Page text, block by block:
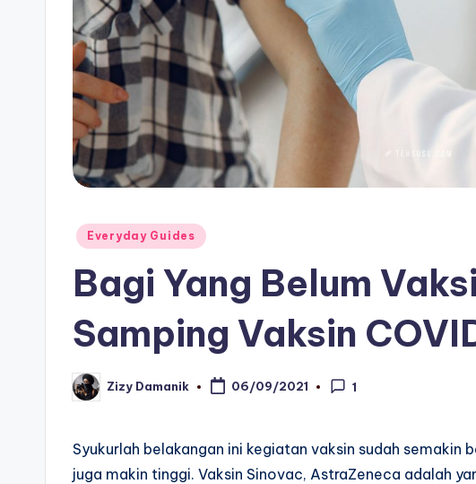
Posted
Everyday Guides
Bagi Yang Belum
Samping Vaksin
Posted
by
Zizy Damanik 06/09/2021 1
Syukurlah belakangan ini kegiatan vaksin sudah semakin
juga makin tinggi. Vaksin Sinovac, AstraZeneca adalah